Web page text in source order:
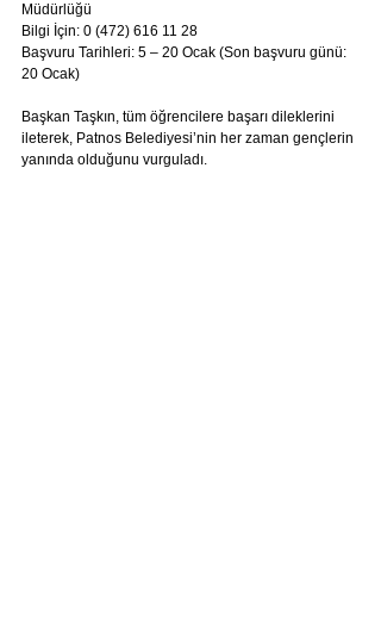
Müdürlüğü
Bilgi İçin: 0 (472) 616 11 28
Başvuru Tarihleri: 5 – 20 Ocak (Son başvuru günü:
20 Ocak)
Başkan Taşkın, tüm öğrencilere başarı dileklerini
ileterek, Patnos Belediyesi’nin her zaman gençlerin
yanında olduğunu vurguladı.